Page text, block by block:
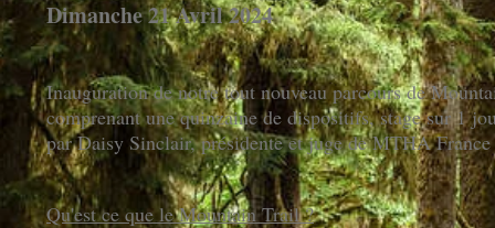
Dimanche 21 Avril 2024
Inauguration de notre tout nouveau parcours de
comprenant une quinzaine de dispositifs, stage sur 1
par Daisy Sinclair, présidente et juge de MTHA
Qu'est ce que le Mountain Trail ?